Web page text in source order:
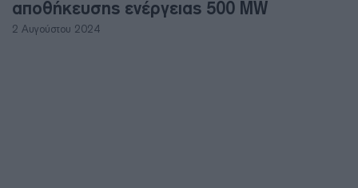
αποθήκευσης ενέργειας 500 MW
2 Αυγούστου 2024